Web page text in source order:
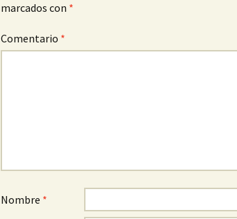
marcados con *
Comentario *
Nombre *